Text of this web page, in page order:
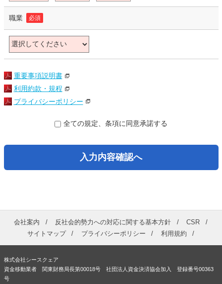
職業 必須
重要事項説明書
利用約款・規程
プライバシーポリシー
全ての規定、条項に同意承諾する
入力内容確認へ
会社案内 反社会的勢力への対応に関する基本方針
CSR
サイトマップ
プライバシーポリシー 利用規約
株式会社シースクェア
資金移動業者 関東財務局長第00018号 社団法人資金決済協会加入 登録番号00363
号